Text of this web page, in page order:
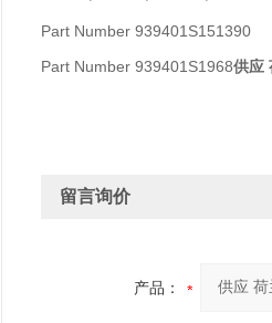
Part Number 939401S151390
Part Number 939401S1968供应
留言询价
产品：